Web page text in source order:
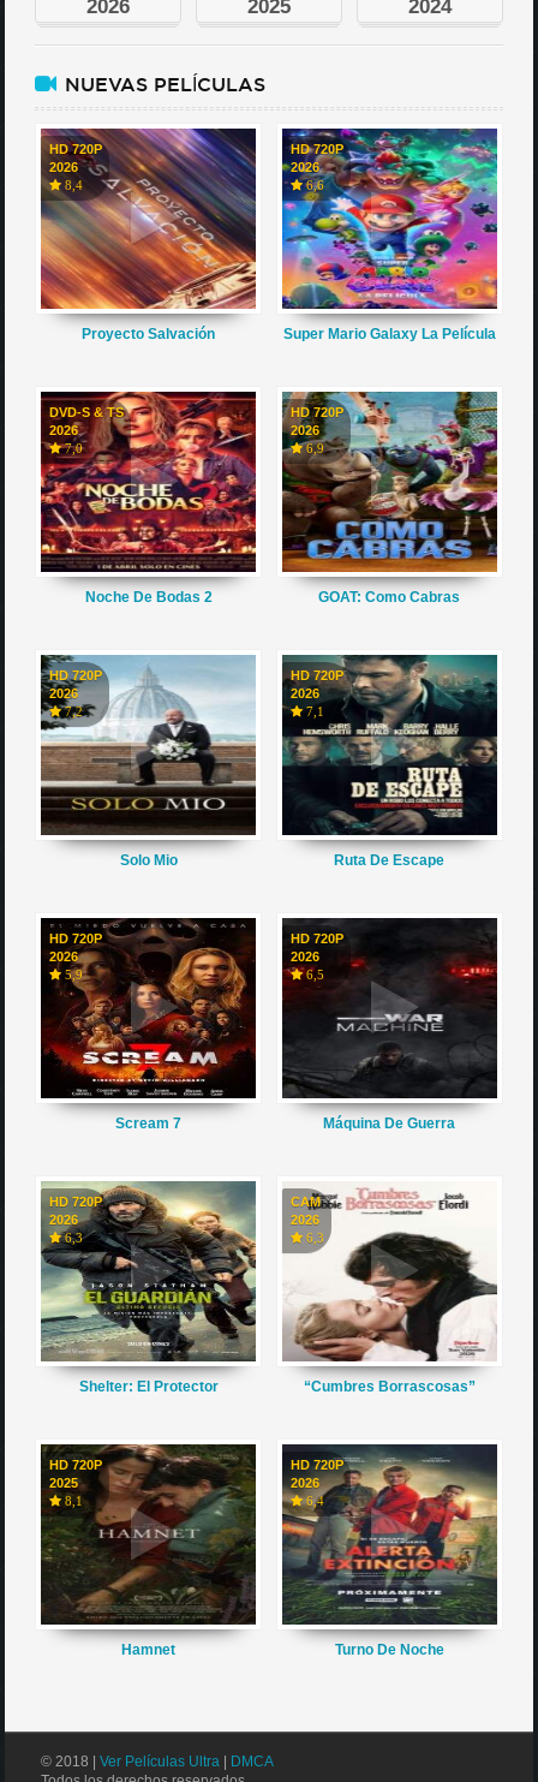
2026 2025 2024
NUEVAS PELÍCULAS
HD 720P
2026
8,4
Proyecto Salvación
HD 720P
2026
6,6
Super Mario Galaxy La Película
DVD-S & TS
2026
7,0
Noche De Bodas 2
HD 720P
2026
6,9
GOAT: Como Cabras
HD 720P
2026
7,2
Solo Mio
HD 720P
2026
7,1
Ruta De Escape
HD 720P
2026
5,9
Scream 7
HD 720P
2026
6,5
Máquina De Guerra
HD 720P
2026
6,3
Shelter: El Protector
CAM
2026
6,3
“Cumbres Borrascosas”
HD 720P
2025
8,1
Hamnet
HD 720P
2026
6,4
Turno De Noche
© 2018 |Ver Películas Ultra
DMCA